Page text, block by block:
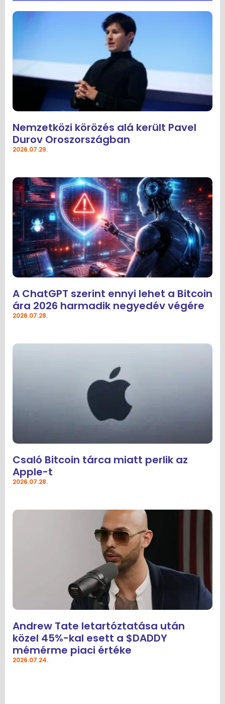
Nemzetközi körözés alá került Pavel
Durov Oroszországban
2026.07.29.
A ChatGPT szerint ennyi lehet a Bitcoin
ára 2026 harmadik negyedév végére
2026.07.28.
Csaló Bitcoin tárca miatt perlik az
Apple-t
2026.07.28.
Andrew Tate letartóztatása után
közel 45%-kal esett a $DADDY
mémérme piaci értéke
2026.07.24.